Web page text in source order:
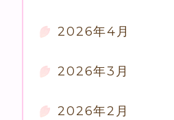
2026年4月
2026年3月
2026年2月